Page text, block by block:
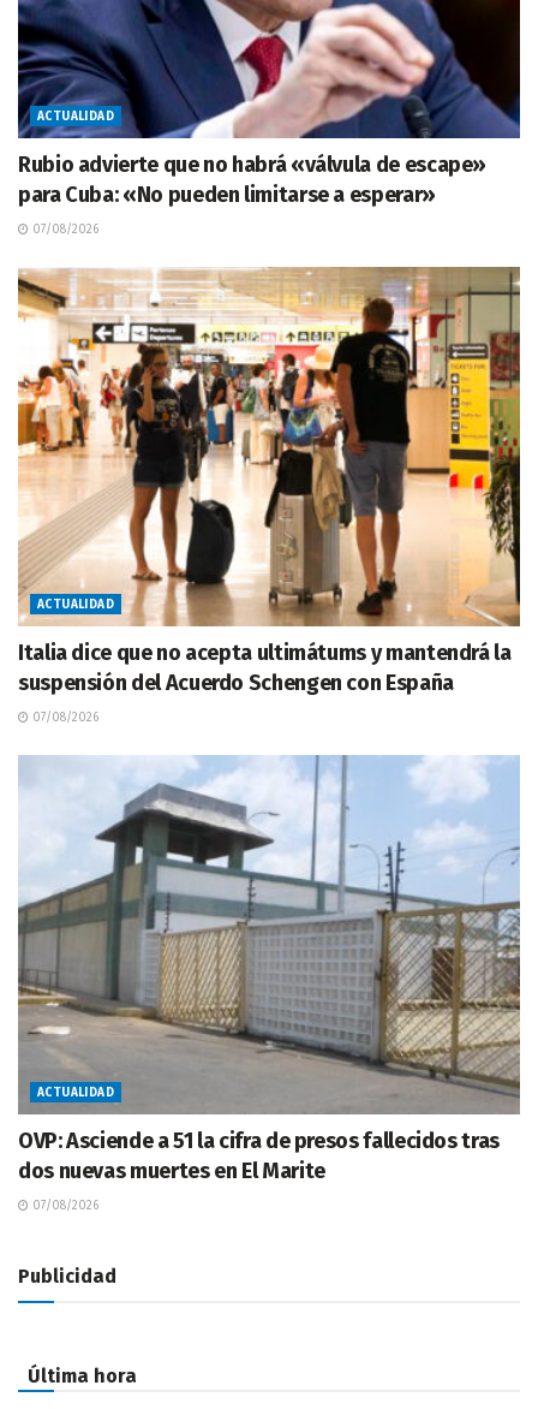
ACTUALIDAD
Rubio advierte que no habrá «válvula de escape»
para Cuba: «No pueden limitarse a esperar»
07/08/2026
ACTUALIDAD
Italia dice que no acepta ultimátums y mantendrá la
suspensión del Acuerdo Schengen con España
07/08/2026
ACTUALIDAD
OVP: Asciende a 51 la cifra de presos fallecidos tras
dos nuevas muertes en El Marite
07/08/2026
Publicidad
Última hora